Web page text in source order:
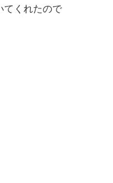
てくれたので